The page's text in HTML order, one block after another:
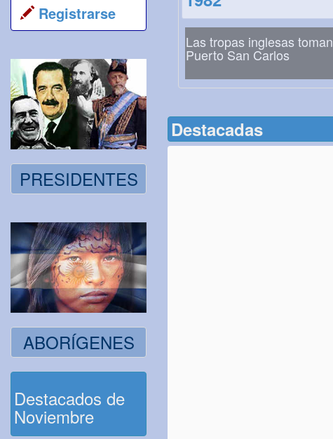
Registrarse
PRESIDENTES
ABORÍGENES
Destacados de
Noviembre
Las tropas inglesas toman
Puerto San Carlos
Destacadas